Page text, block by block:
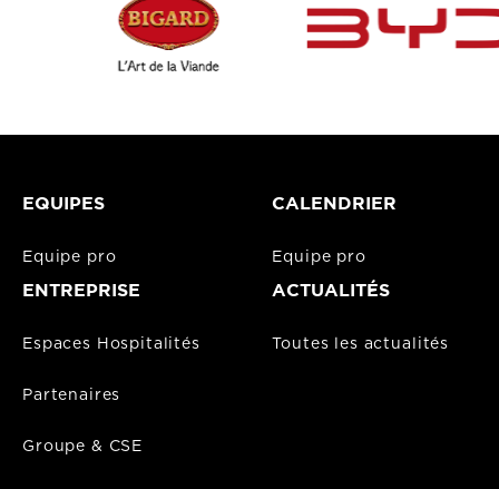
EQUIPES
Equipe pro
CALENDRIER
Equipe pro
ENTREPRISE
Espaces Hospitalités
Partenaires
Groupe & CSE
ACTUALITÉS
Toutes les actualités